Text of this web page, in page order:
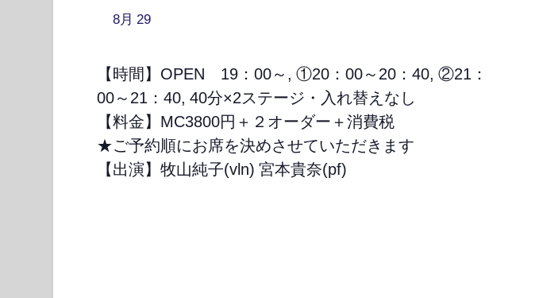
8月 29
【時間】OPEN 19：00～, ①20：00～20：40, ②21：
00～21：40, 40分×2ステージ・入れ替えなし
【料金】MC3800円＋２オーダー＋消費税
★ご予約順にお席を決めさせていただきます
【出演】牧山純子(vln) 宮本貴奈(pf)